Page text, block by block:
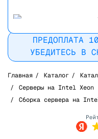
ПРЕДОПЛАТА
УБЕДИТЕСЬ В
Главная / Каталог /
/
Серверы на Intel Xeon
/
Сборка сервера на